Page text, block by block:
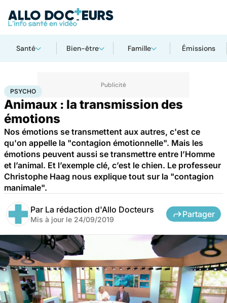
Santé Bien-être Famille Émissions
AccueilBien-être
PSYCHO
Animaux : la transmission des
émotions
Nos émotions se transmettent aux autres, c'est ce
qu'on appelle la "contagion émotionnelle". Mais les
émotions peuvent aussi se transmettre entre l’Homme
et l’animal. Et l’exemple clé, c’est le chien. Le professeur
Christophe Haag nous explique tout sur la "contagion
manimale".
Par La rédaction d'Allo Docteurs
Mis à jour le 24/09/2019
Partager